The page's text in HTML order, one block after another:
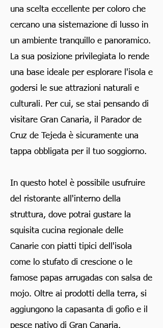
una scelta eccellente per coloro che
cercano una sistemazione di lusso in
un ambiente tranquillo e panoramico.
La sua posizione privilegiata lo rende
una base ideale per esplorare l'isola e
godersi le sue attrazioni naturali e
culturali. Per cui, se stai pensando di
visitare Gran Canaria, il Parador de
Cruz de Tejeda è sicuramente una
tappa obbligata per il tuo soggiorno.
In questo hotel è possibile usufruire
del ristorante all'interno della
struttura, dove potrai gustare la
squisita cucina regionale delle
Canarie con piatti tipici dell'isola
come lo stufato di crescione o le
famose papas arrugadas con salsa de
mojo. Oltre ai prodotti della terra, si
aggiungono la capasanta di gofio e il
pesce nativo di Gran Canaria.